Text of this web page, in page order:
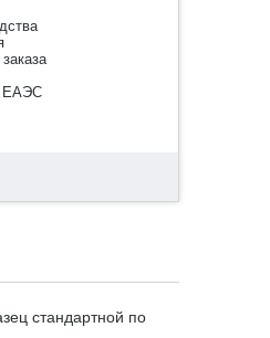
ЕАЭС
стандартной по